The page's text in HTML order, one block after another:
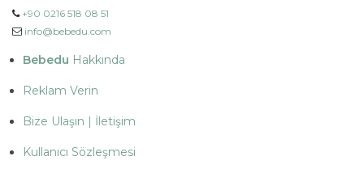
+90 0216 518 08 51
info@bebedu.com
Bebedu Hakkında
Reklam Verin
Bize Ulaşın | İletişim
Kullanıcı Sözleşmesi